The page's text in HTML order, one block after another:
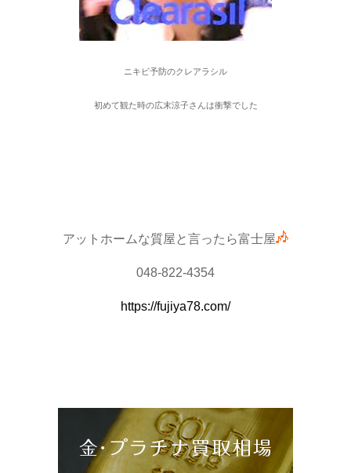
ニキビ予防のクレアラシル
初めて観た時の広末涼子さんは衝撃でした
アットホームな質屋と言ったら富士屋
048-822-4354
https://fujiya78.com/